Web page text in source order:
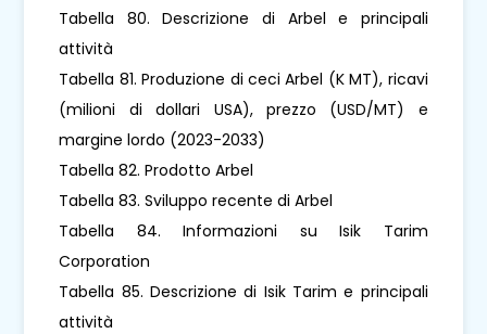
Tabella 80. Descrizione di Arbel e principali
attività
Tabella 81. Produzione di ceci Arbel (K MT), ricavi
(milioni di dollari USA), prezzo (USD/MT) e
margine lordo (2023-2033)
Tabella 82. Prodotto Arbel
Tabella 83. Sviluppo recente di Arbel
Tabella 84. Informazioni su Isik Tarim
Corporation
Tabella 85. Descrizione di Isik Tarim e principali
attività